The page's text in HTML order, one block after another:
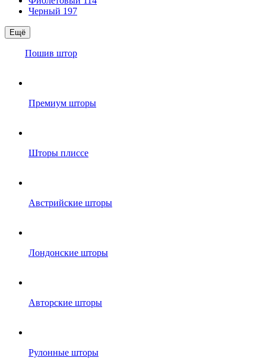
Черный 197
Ещё
Пошив штор
Премиум шторы
Шторы плиссе
Австрийские шторы
Лондонские шторы
Авторские шторы
Рулонные шторы